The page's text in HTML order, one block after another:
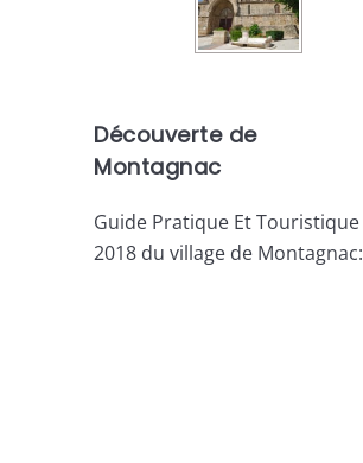
Découverte de
Montagnac
Guide Pratique Et Touristique
2018 du village de Montagnac: